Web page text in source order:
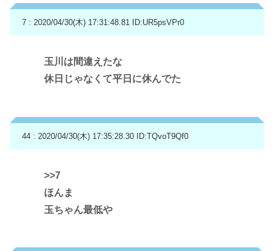
7 : 2020/04/30(木) 17:31:48.81 ID:UR5psVPr0
玉川は間違えたな
休日じゃなくて平日に休んでた
44 : 2020/04/30(木) 17:35:28.30 ID:TQvoT9Qf0
>>7
ほんま
玉ちゃん最低や